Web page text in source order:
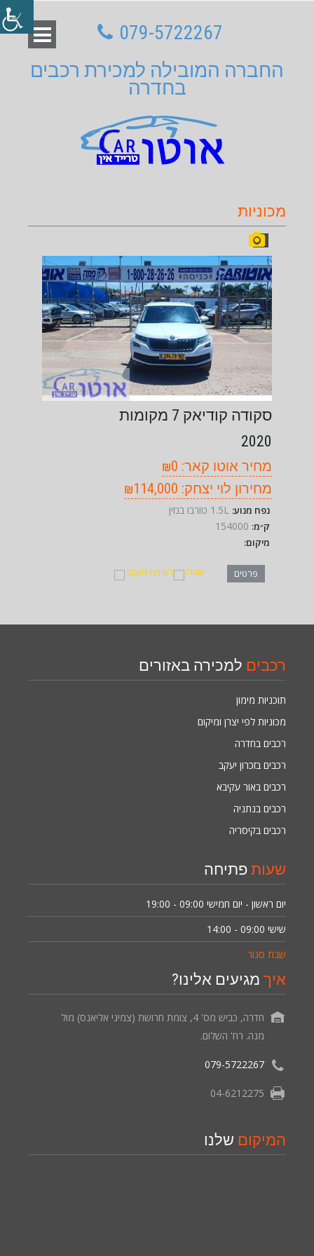
079-5722267
החברה המובילה למכירת רכבים
בחדרה
מכוניות
סקודה קודיאק 7 מקומות
2020
מחיר אוטו קאר: ₪0
מחירון לוי יצחק: ₪114,000
נפח מנוע:
ק״מ:
מיקום:
פרטים שקלו רשימת מעקב
רכבים למכירה באזורים
תוכניות מימון
מכוניות לפי יצרן ומיקום
רכבים בחדרה
רכבים בזכרון יעקב
רכבים באור עקיבא
רכבים בנתניה
רכבים בקיסריה
שעות פתיחה
09:00 - 19:00 יום ראשון - יום חמישי
09:00 - 14:00 שישי
שבת סגור
איך מגיעים אלינו?
חדרה, כביש מס' 4, צומת חרושת (צמיגי אליאנס) מול
מגה. רח' השלום.
079-5722267
04-6212275
המיקום שלנו